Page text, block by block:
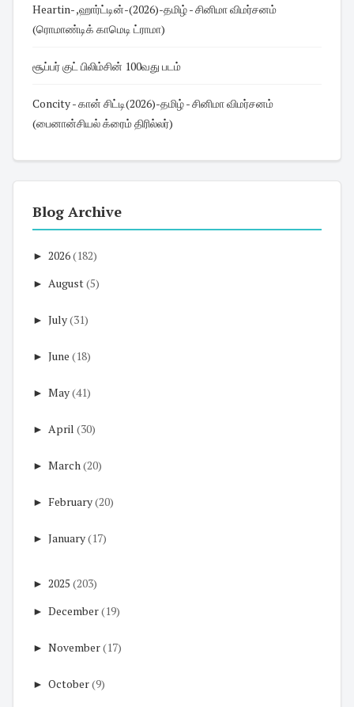
Heartin- ,ஹார்ட்டின்-(2026)-தமிழ் - சினிமா விமர்சனம்
(ரொமாண்டிக் காமெடி ட்ராமா)
சூப்பர் குட் பிலிம்சின் 100வது படம்
Concity - கான் சிட்டி(2026)-தமிழ் - சினிமா விமர்சனம்
(பைனான்சியல் க்ரைம் திரில்லர்)
Blog Archive
► 2026(182)
► August(5)
► July(31)
► June (18)
► May(41)
► April (30)
► March(20)
► February(20)
► January(17)
► 2025 (203)
► December(19)
► November(17)
► October(9)